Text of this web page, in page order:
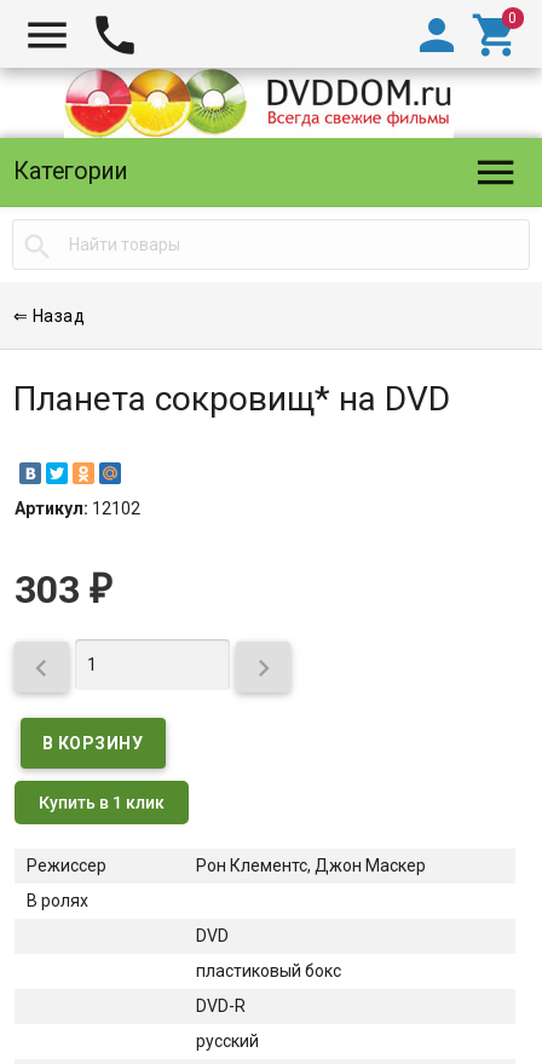
  

Категории 

⇐ Назад
Планета сокровищ* на DVD
Артикул: 12102
303 ₽
 
Купить в 1 клик
Режиссер
Рон Клементс, Джон Маскер
В ролях
DVD
пластиковый бокс
DVD-R
русский